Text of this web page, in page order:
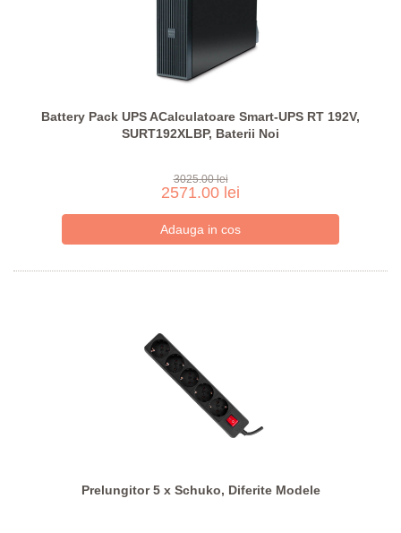
Battery Pack UPS ACalculatoare Smart-UPS RT 192V,
SURT192XLBP, Baterii Noi
3025.00 lei
2571.00 lei
Prelungitor 5 x Schuko, Diferite Modele